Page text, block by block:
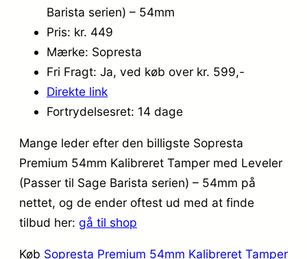
Barista serien) – 54mm
Pris: kr. 449
Mærke: Sopresta
Fri Fragt: Ja, ved køb over kr. 599,-
Direkte link
Fortrydelsesret: 14 dage
Mange leder efter den billigste Sopresta
Premium 54mm Kalibreret Tamper med Leveler
(Passer til Sage Barista serien) – 54mm på
nettet, og de ender oftest ud med at finde
tilbud her: gå til shop
Køb Sopresta Premium 54mm Kalibreret Tamper